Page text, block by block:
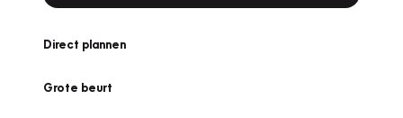
Direct plannen
Grote beurt